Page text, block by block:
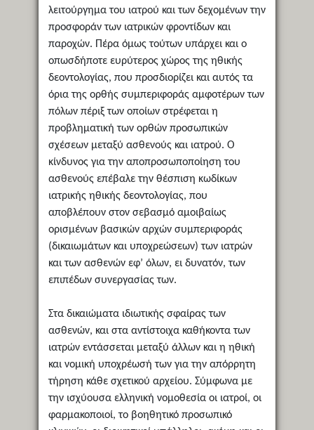
λειτούργημα του ιατρού και των δεχομένων την
προσφοράν των ιατρικών φροντίδων και
παροχών. Πέρα όμως τούτων υπάρχει και ο
οπωσδήποτε ευρύτερος χώρος της ηθικής
δεοντολογίας, που προσδιορίζει και αυτός τα
όρια της ορθής συμπεριφοράς αμφοτέρων των
πόλων πέριξ των οποίων στρέφεται η
προβληματική των ορθών προσωπικών
σχέσεων μεταξύ ασθενούς και ιατρού. Ο
κίνδυνος για την αποπροσωποποίηση του
ασθενούς επέβαλε την θέσπιση κωδίκων
ιατρικής ηθικής δεοντολογίας, που
αποβλέπουν στον σεβασμό αμοιβαίως
ορισμένων βασικών αρχών συμπεριφοράς
(δικαιωμάτων και υποχρεώσεων) των ιατρών
και των ασθενών εφ’ όλων, ει δυνατόν, των
επιπέδων συνεργασίας των.
Στα δικαιώματα ιδιωτικής σφαίρας των
ασθενών, και στα αντίστοιχα καθήκοντα των
ιατρών εντάσσεται μεταξύ άλλων και η ηθική
και νομική υποχρέωσή των για την απόρρητη
τήρηση κάθε σχετικού αρχείου. Σύμφωνα με
την ισχύουσα ελληνική νομοθεσία οι ιατροί, οι
φαρμακοποιοί, το βοηθητικό προσωπικό